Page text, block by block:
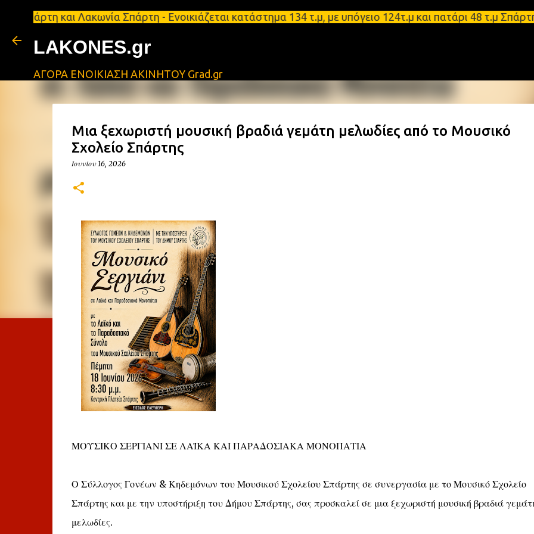
Μετάβαση στο κύριο περιεχόμενο
και Λακωνία Σπάρτη - Ενοικιάζεται κατάστημα 134 τ.μ, με υπόγειο 124τ.μ και πατάρι 48 τ.μ
LAKONES.gr
ΑΓΟΡΑ ΕΝΟΙΚΙΑΣΗ ΑΚΙΝΗΤΟΥ Grad.gr
Mια ξεχωριστή μουσική βραδιά γεμάτη μελωδίες από το Μουσικό
Σχολείο Σπάρτης
Ιουνίου 16, 2026
ΜΟΥΣΙΚΟ ΣΕΡΓΙΑΝΙ ΣΕ ΛΑΪΚΑ ΚΑΙ ΠΑΡΑΔΟΣΙΑΚΑ ΜΟΝΟΠΑΤΙΑ
Ο Σύλλογος Γονέων & Κηδεμόνων του Μουσικού Σχολείου Σπάρτης σε συνεργασία με το Μουσικό Σχολείο
Σπάρτης και με την υποστήριξη του Δήμου Σπάρτης, σας προσκαλεί σε μια ξεχωριστή μουσική βραδιά
μελωδίες.